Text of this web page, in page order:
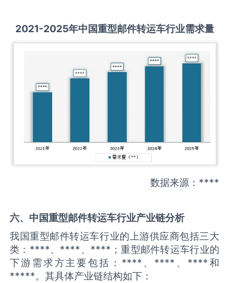
2021-2025年中国重型邮件转运车行业需求量
数据来源：****
六、中国重型邮件转运车行业产业链分析
我国重型邮件转运车行业的上游供应商包括三大
类：****、****、****；重型邮件转运车行业的
下游需求方主要包括：****、****、****和
*****。其具体产业链结构如下：